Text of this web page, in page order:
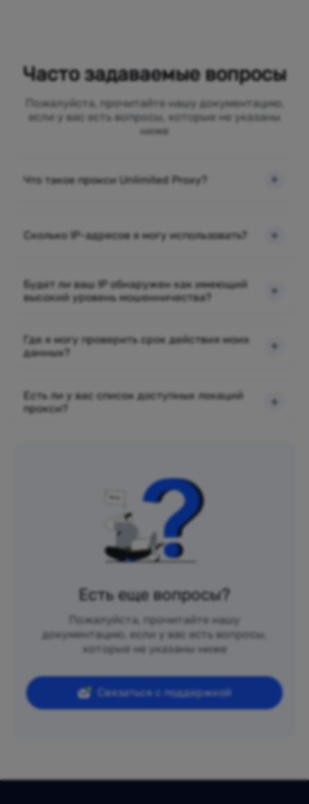
Часто задаваемые вопросы
Пожалуйста, прочитайте нашу документацию,
если у вас есть вопросы, которые не указаны
ниже
Что такое прокси Unlimited Proxy?
Сколько IP-адресов я могу использовать?
Будет ли ваш IP обнаружен как имеющий
высокий уровень мошенничества?
Где я могу проверить срок действия моих
данных?
Есть ли у вас список доступных локаций
прокси?
Есть еще вопросы?
Пожалуйста, прочитайте нашу
документацию, если у вас есть вопросы,
которые не указаны ниже
Связаться с поддержкой